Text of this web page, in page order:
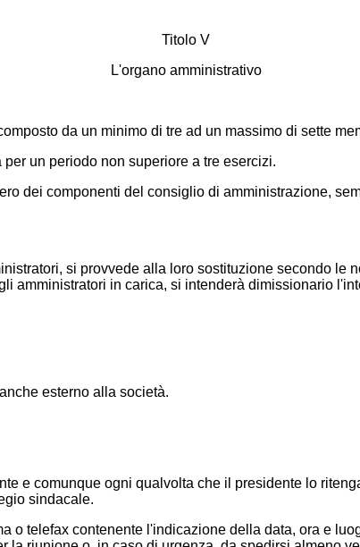
Titolo V
L'organo amministrativo
da un minimo di tre ad un massimo di sette
un periodo non superiore a tre esercizi.
dei componenti del consiglio di amministrazione,
si provvede alla loro sostituzione secondo le
amministratori in carica, si intenderà dimissionario
esterno alla società.
e comunque ogni qualvolta che il presidente lo
sindacale.
o telefax contenente l'indicazione della data, ora e